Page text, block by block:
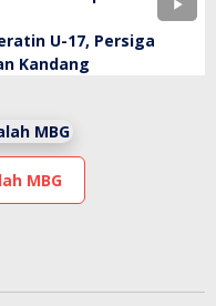
U-17, Persiga
Kandang
MBG